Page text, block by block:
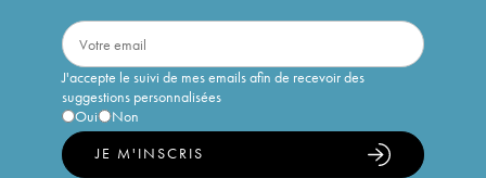
J'accepte le suivi de mes emails afin de recevoir des
suggestions personnalisées
Oui
Non
JE M'INSCRIS